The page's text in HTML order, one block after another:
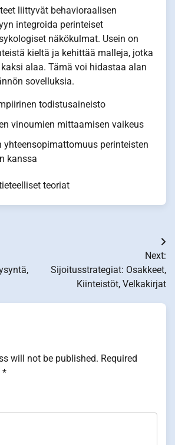
liittyvät behavioraalisen
integroida perinteiset
näkökulmat. Usein on
kieltä ja kehittää malleja, jotka
alaa. Tämä voi hidastaa alan
sovelluksia.
todistusaineisto
vinoumien mittaamisen vaikeus
yhteensopimattomuus perinteisten
kanssa
teoriat
Next:
Sijoitusstrategiat: Osakkeet,
Kiinteistöt, Velkakirjat
will not be published. Required
*